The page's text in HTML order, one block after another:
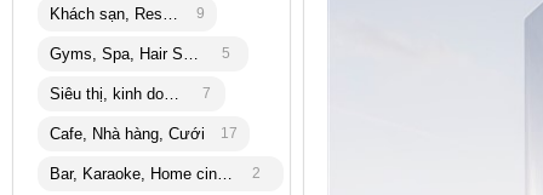
Khách sạn, Resort 9
Gyms, Spa, Hair Salon 5
Siêu thị, kinh doanh 7
Cafe, Nhà hàng, Cưới 17
Bar, Karaoke, Home cinema 2